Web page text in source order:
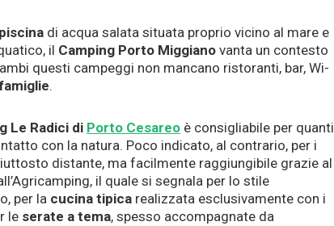
piscina di acqua salata situata proprio vicino al mare e
il Camping Porto Miggiano vanta un contesto
questi campeggi non mancano ristoranti, bar, Wi-
.
Le Radici di Porto Cesareo è consigliabile per quanti
con la natura. Poco indicato, al contrario, per i
distante, ma facilmente raggiungibile grazie al
il quale si segnala per lo stile
per la cucina tipica realizzata esclusivamente con i
le serate a tema, spesso accompagnate da